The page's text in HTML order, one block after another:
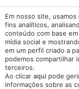
Em nosso site,
fins analíticos,
conteúdo com base
mídia social e
em um perfil criado a
podemos compartilhar
terceiros.
Ao clicar aqui pode
informações sobre as